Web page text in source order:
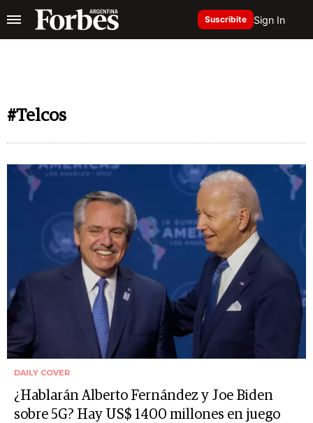
Suscribite Sign In
#Telcos
DAILY COVER
¿Hablarán Alberto Fernández y Joe Biden
sobre 5G? Hay US$ 1400 millones en juego